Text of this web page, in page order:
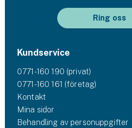
Ring oss
Kundservice
0771-160 190 (privat)
0771-160 161 (företag)
Kontakt
Mina sidor
Behandling av personuppgifter